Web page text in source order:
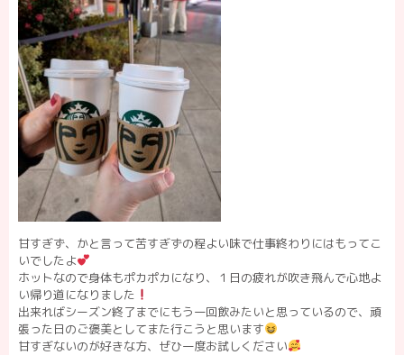
甘すぎず、かと言って苦すぎずの程よい味で仕事終わりにはもってこ
いでしたよ
ホットなので身体もポカポカになり、１日の疲れが吹き飛んで心地よ
い帰り道になりました
出来ればシーズン終了までにもう一回飲みたいと思っているので、頑
張った日のご褒美としてまた行こうと思います
甘すぎないのが好きな方、ぜひ一度お試しください